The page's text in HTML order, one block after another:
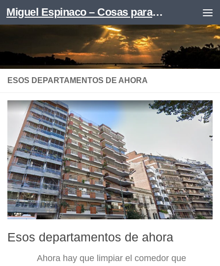
Skip to content Miguel Espinaco – Cosas para leer
ESOS DEPARTAMENTOS DE AHORA
Esos departamentos de ahora
Ahora hay que limpiar el comedor que